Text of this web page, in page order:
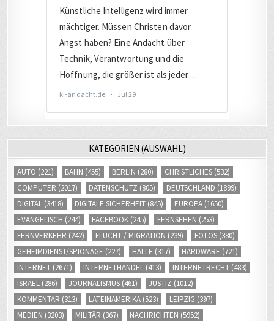
KATEGORIEN (AUSWAHL)
AUTO (221) BAHN (455) BERLIN (280) CHRISTLICHES (532)
COMPUTER (2017) DATENSCHUTZ (805) DEUTSCHLAND (1899)
DIGITAL (3418) DIGITALE SICHERHEIT (845) EUROPA (1650)
EVANGELISCH (244) FACEBOOK (245) FERNSEHEN (253)
FERNVERKEHR (242) FLUCHT / MIGRATION (239) FOTOS (380)
GEHEIMDIENST/SPIONAGE (227) HALLE (317) HARDWARE (721)
INTERNET (2671) INTERNETHANDEL (413) INTERNETRECHT (483)
ISRAEL (286) JOURNALISMUS (461) JUSTIZ (1012)
KOMMENTAR (313) LATEINAMERIKA (523) LEIPZIG (397)
MEDIEN (3203) MILITÄR (367) NACHRICHTEN (5952)